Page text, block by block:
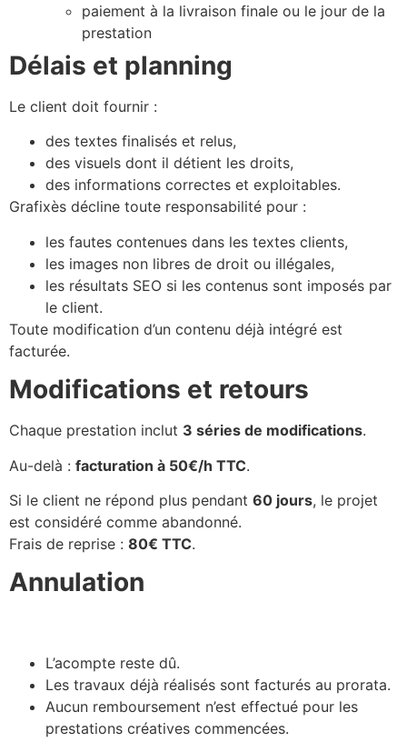
paiement à la livraison finale ou le jour de la
prestation
Délais et planning
Le client doit fournir :
des textes finalisés et relus,
des visuels dont il détient les droits,
des informations correctes et exploitables.
Grafixès décline toute responsabilité pour :
les fautes contenues dans les textes clients,
les images non libres de droit ou illégales,
les résultats SEO si les contenus sont imposés par
le client.
Toute modification d’un contenu déjà intégré est
facturée.
Modifications et retours
Chaque prestation inclut 3 séries de modifications.
Au-delà : facturation à 50€/h TTC.
Si le client ne répond plus pendant 60 jours, le projet
est considéré comme abandonné.
Frais de reprise : 80€ TTC.
Annulation
L’acompte reste dû.
Les travaux déjà réalisés sont facturés au prorata.
Aucun remboursement n’est effectué pour les
prestations créatives commencées.